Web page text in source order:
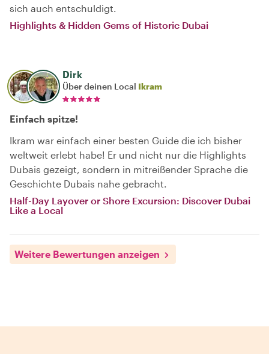
sich auch entschuldigt.
Highlights & Hidden Gems of Historic Dubai
Dirk
Über deinen Local Ikram
Einfach spitze!
Ikram war einfach einer besten Guide die ich bisher
weltweit erlebt habe! Er und nicht nur die Highlights
Dubais gezeigt, sondern in mitreißender Sprache die
Geschichte Dubais nahe gebracht.
Half-Day Layover or Shore Excursion: Discover Dubai
Like a Local
Weitere Bewertungen anzeigen